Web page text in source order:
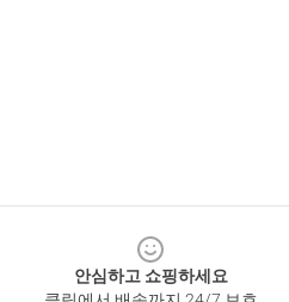
안심하고 쇼핑하세요